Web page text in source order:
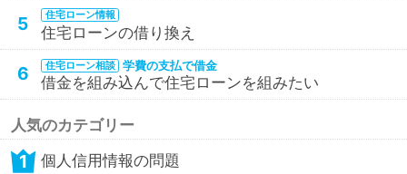
5 住宅ローン情報
住宅ローンの借り換え
6 住宅ローン相談 学費の支払で借金
借金を組み込んで住宅ローンを組みたい
人気のカテゴリー
1 個人信用情報の問題